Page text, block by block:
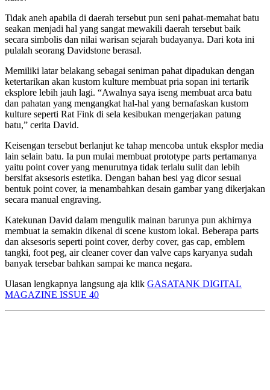
Tidak aneh apabila di daerah tersebut pun seni pahat-memahat batu
seakan menjadi hal yang sangat mewakili daerah tersebut baik
secara simbolis dan nilai warisan sejarah budayanya. Dari kota ini
pulalah seorang Davidstone berasal.
Memiliki latar belakang sebagai seniman pahat dipadukan dengan
ketertarikan akan kustom kulture membuat pria sopan ini tertarik
eksplore lebih jauh lagi. “Awalnya saya iseng membuat arca batu
dan pahatan yang mengangkat hal-hal yang bernafaskan kustom
kulture seperti Rat Fink di sela kesibukan mengerjakan patung
batu,” cerita David.
Keisengan tersebut berlanjut ke tahap mencoba untuk eksplor media
lain selain batu. Ia pun mulai membuat prototype parts pertamanya
yaitu point cover yang menurutnya tidak terlalu sulit dan lebih
bersifat aksesoris estetika. Dengan bahan besi yag dicor sesuai
bentuk point cover, ia menambahkan desain gambar yang dikerjakan
secara manual engraving.
Katekunan David dalam mengulik mainan barunya pun akhirnya
membuat ia semakin dikenal di scene kustom lokal. Beberapa parts
dan aksesoris seperti point cover, derby cover, gas cap, emblem
tangki, foot peg, air cleaner cover dan valve caps karyanya sudah
banyak tersebar bahkan sampai ke manca negara.
Ulasan lengkapnya langsung aja klik GASATANK DIGITAL
MAGAZINE ISSUE 40